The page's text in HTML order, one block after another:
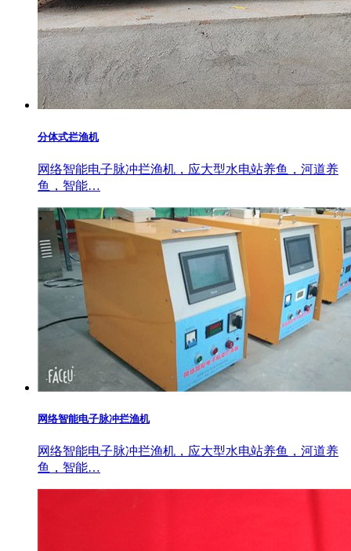
分体式拦渔机
网络智能电子脉冲拦渔机，应大型水电站养鱼，河道养
鱼，智能…
网络智能电子脉冲拦渔机
网络智能电子脉冲拦渔机，应大型水电站养鱼，河道养
鱼，智能…